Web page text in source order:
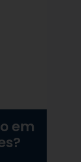
em